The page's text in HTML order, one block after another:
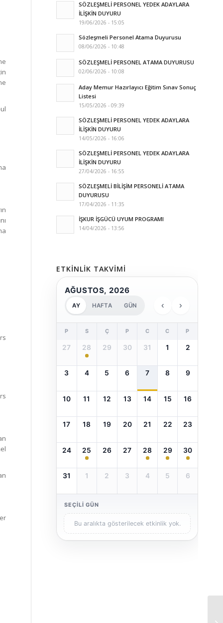
SÖZLEŞMELİ PERSONEL YEDEK ADAYLARA
İLİŞKİN DUYURU
19/06/2026 - 15:05
Sözleşmeli Personel Atama Duyurusu
08/06/2026 - 10:48
SÖZLEŞMELİ PERSONEL ATAMA DUYURUSU
02/06/2026 - 10:08
Aday Memur Hazırlayıcı Eğitim Sınav Sonuç
Listesi
15/05/2026 - 09:39
SÖZLEŞMELİ PERSONEL YEDEK ADAYLARA
İLİŞKİN DUYURU
14/05/2026 - 16:06
SÖZLEŞMELİ PERSONEL YEDEK ADAYLARA
İLİŞKİN DUYURU
27/04/2026 - 16:55
SÖZLEŞMELİ BİLİŞİM PERSONELİ ATAMA
DUYURUSU
17/04/2026 - 11:35
İŞKUR İŞGÜCÜ UYUM PROGRAMI
14/04/2026 - 13:56
ETKINLIK TAKVIMI
AĞUSTOS, 2026
AY HAFTA GÜN ‹ ›
P S Ç P C C P
27 28 29 30 31 1 2
3 4 5 6 7 8 9
10 11 12 13 14 15 16
17 18 19 20 21 22 23
24 25 26 27 28 29 30
31 1 2 3 4 5 6
SEÇILI GÜN
Bu aralıkta gösterilecek etkinlik yok.